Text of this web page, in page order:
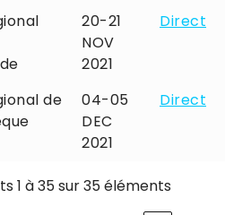
20-21
NOV
2021
Direct
de
04-05
DEC
2021
Direct
1 à 35 sur 35 éléments